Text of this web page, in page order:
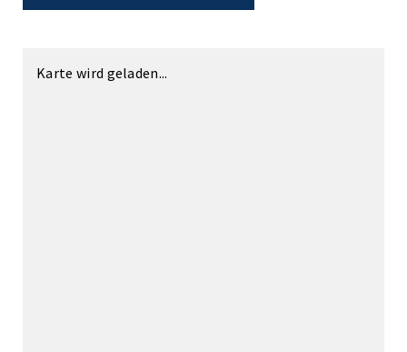
Karte wird geladen...